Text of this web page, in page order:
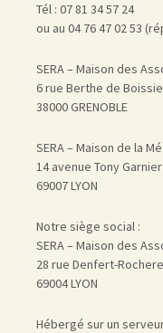
Tél : 07 81 34 57 24
ou au 04 76 47 02 53
SERA – Maison des
6 rue Berthe de
38000 GRENOBLE
SERA – Maison de la
14 avenue Tony Garnier
69007 LYON
Notre siège social :
SERA – Maison des
28 rue Denfert-
69004 LYON
Hébergé sur un